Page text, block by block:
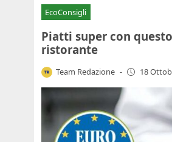
EcoConsigli
Piatti super con
ristorante
Team Redazione - 18